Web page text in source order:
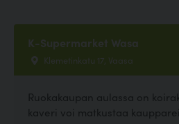
K-Supermarket Wasa
Klemetinkatu 17, Vaasa
Ruokakaupan aulassa on
kaveri voi matkustaa